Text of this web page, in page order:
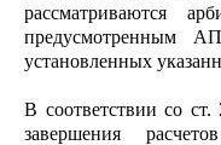
рассматриваются
предусмотренным
установленных
В соответствии со ст.
завершения